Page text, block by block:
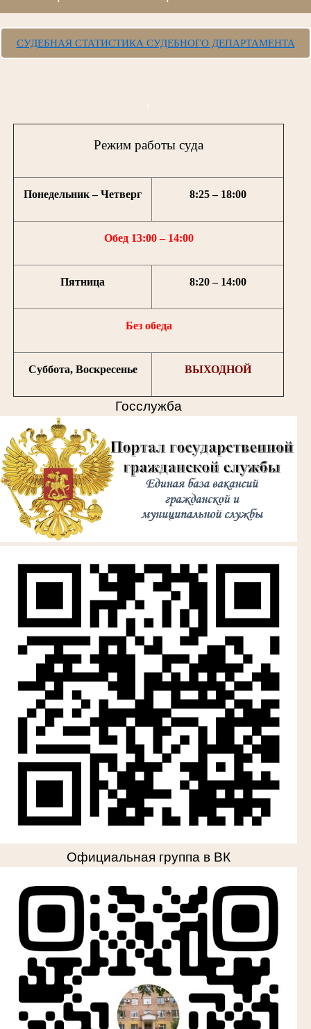
СУДЕБНАЯ СТАТИСТИКА СУДЕБНОГО ДЕПАРТАМЕНТА
Режим работы суда
Понедельник – Четверг 8:25 – 18:00
Обед 13:00 – 14:00
Пятница 8:20 – 14:00
Без обеда
Суббота, Воскресенье ВЫХОДНОЙ
Госслужба
Официальная группа в ВК